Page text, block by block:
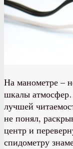
На манометре –
шкалы
лучшей
не понял,
центр и
спидометру